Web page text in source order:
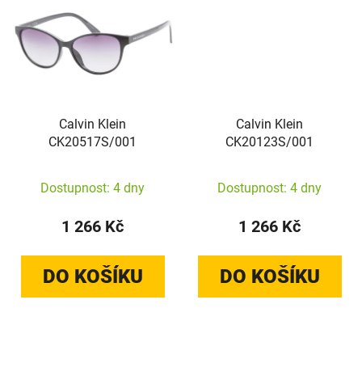
Calvin Klein
CK20517S/001
Dostupnost: 4 dny
1 266 Kč
DO KOŠÍKU
Calvin Klein
CK20123S/001
Dostupnost: 4 dny
1 266 Kč
DO KOŠÍKU